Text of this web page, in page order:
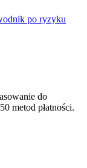
po ryzyku
do
metod płatności.